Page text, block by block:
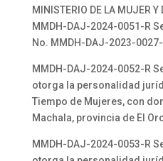
MINISTERIO DE LA MUJER
MMDH-DAJ-2024-0051-R
No. MMDH-DAJ-2023-
MMDH-DAJ-2024-0052-R
otorga la personalidad
Tiempo de Mujeres, con
Machala, provincia de El
MMDH-DAJ-2024-0053-R